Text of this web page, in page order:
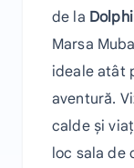
de la
Marsa
ideale atât
aventură.
calde și
loc sala de